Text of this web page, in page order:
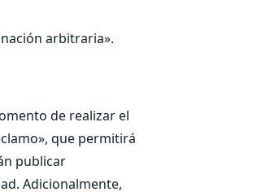
arbitraria».
de realizar el
que permitirá
publicar
Adicionalmente,